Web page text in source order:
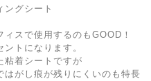
グシート
スで使用するのもGOOD！
トになります。
粘着シートですが
がし痕が残りにくいのも特長